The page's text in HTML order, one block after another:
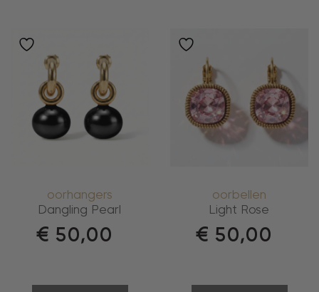
oorhangers
Dangling Pearl
€ 50,00
oorbellen
Light Rose
€ 50,00